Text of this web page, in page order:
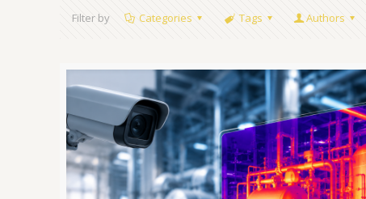
Filter by Categories Tags Authors